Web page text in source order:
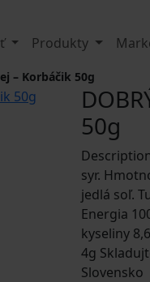
Produkty
– Korbáčik 50g
50g
syr.
jedlá soľ.
Energia
kyseliny
4g
Slovensko